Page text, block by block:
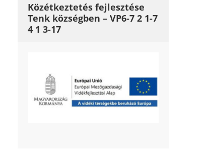
Közétkeztetés fejlesztése
Tenk községben – VP6-7 2 1-7
4 1 3-17